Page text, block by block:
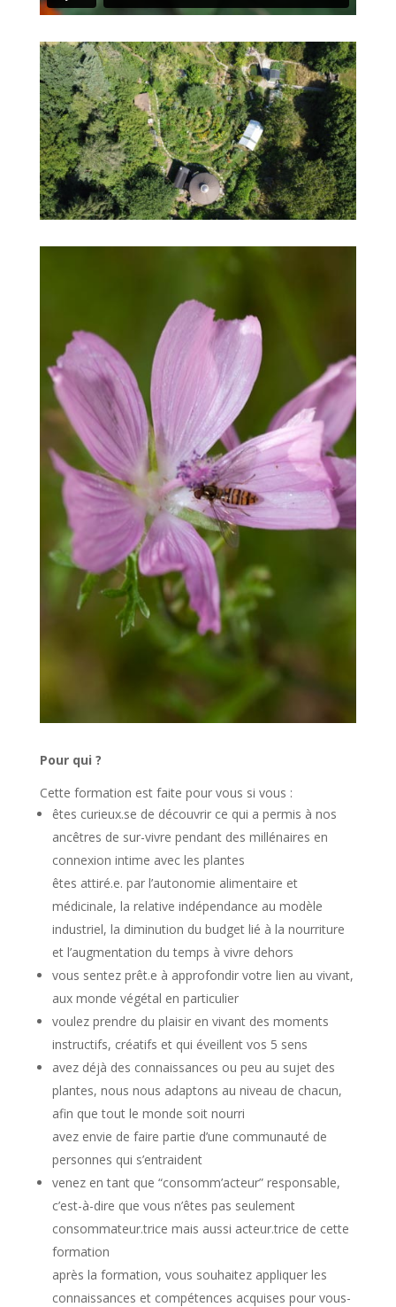
Pour qui ?
Cette formation est faite pour vous si vous :
êtes curieux.se de découvrir ce qui a permis à nos
ancêtres de sur-vivre pendant des millénaires en
connexion intime avec les plantes
êtes attiré.e. par l’autonomie alimentaire et
médicinale, la relative indépendance au modèle
industriel, la diminution du budget lié à la nourriture
et l’augmentation du temps à vivre dehors
vous sentez prêt.e à approfondir votre lien au vivant,
aux monde végétal en particulier
voulez prendre du plaisir en vivant des moments
instructifs, créatifs et qui éveillent vos 5 sens
avez déjà des connaissances ou peu au sujet des
plantes, nous nous adaptons au niveau de chacun,
afin que tout le monde soit nourri
avez envie de faire partie d’une communauté de
personnes qui s’entraident
venez en tant que “consomm’acteur” responsable,
c’est-à-dire que vous n’êtes pas seulement
consommateur.trice mais aussi acteur.trice de cette
formation
après la formation, vous souhaitez appliquer les
connaissances et compétences acquises pour vous-